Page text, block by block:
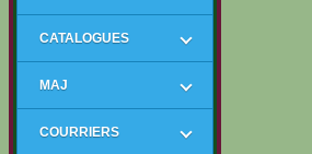
CATALOGUES
MAJ
COURRIERS